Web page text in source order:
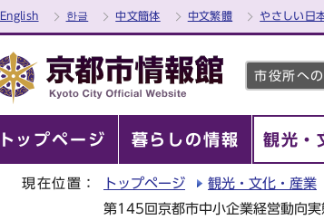
English 한글 中文簡体 中文繁體 やさしい日
市役所へ
トップページ 暮らしの情報 観光・
現在位置： トップページ 観光・文化・産業
第145回京都市中小企業経営動向実